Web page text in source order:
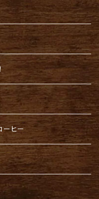
した味わい。 ※コーヒーバ
ィーバッグのコーヒーバージ
け込んだ状態で抽出してい
焙煎してすぐの新鮮な豆で作
ーヒー豆SH
ド２種１５０g×２ 私たち
２種類が１５０gずつ入った
Newday & Golden
琲を淹れている方にオ
いてご用意することも出来
ピングの仕様は写真と異な
ご了承ください。 ※お歳暮
個/水出しバッグ４個 ♠️
個入り ♠️コーヒーバッグ１
バッグ１２個・コーヒーバ
わせ （珈琲は好きだけど簡
プバッグと
してお湯を注ぐだけでお家
コーヒーを淹れることが出
ッキリとした味わい。 ※コー
のティーバッグのコーヒー
し、漬け込んだ状態で抽出
らも焙煎してすぐの新鮮な
かです。 ♠️コーヒ
ンド３種 １５０g×３
ブレンド3種類が１５０gず
ヒー